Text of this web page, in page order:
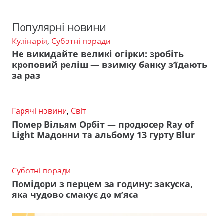
Популярні новини
Кулінарія, Суботні поради
Не викидайте великі огірки: зробіть
кроповий реліш — взимку банку з’їдають
за раз
Гарячі новини, Світ
Помер Вільям Орбіт — продюсер Ray of
Light Мадонни та альбому 13 гурту Blur
Суботні поради
Помідори з перцем за годину: закуска,
яка чудово смакує до м’яса